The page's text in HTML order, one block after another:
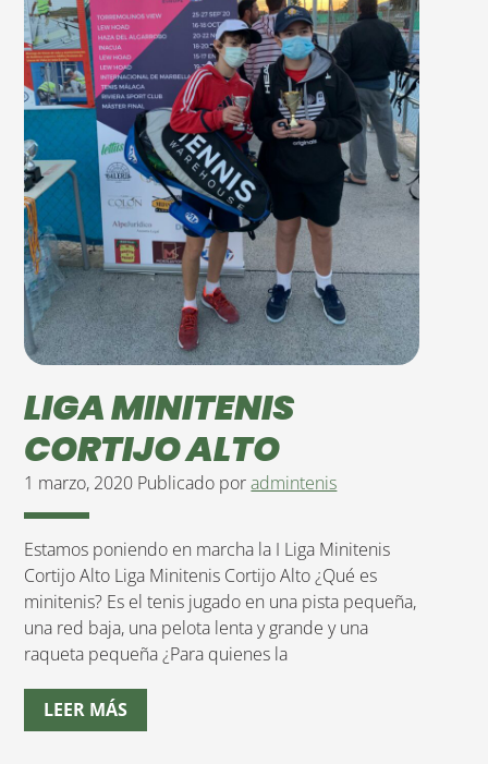
LIGA MINITENIS
CORTIJO ALTO
1 marzo, 2020 Publicado poradmintenis
Estamos poniendo en marcha la I Liga Minitenis
Cortijo Alto Liga Minitenis Cortijo Alto ¿Qué es
minitenis? Es el tenis jugado en una pista pequeña,
una red baja, una pelota lenta y grande y una
raqueta pequeña ¿Para quienes la
LEER MÁS